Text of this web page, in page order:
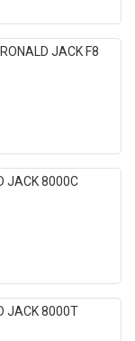
JACK F8
JACK 8000C
JACK 8000T